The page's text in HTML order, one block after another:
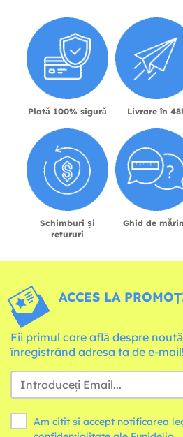
Plată 100% sigură Livrare în
Schimburi și
retururi
Ghid de
ACCES LA
Fii primul care află despre
înregistrând adresa ta de e-mail!
Am citit și accept notificarea